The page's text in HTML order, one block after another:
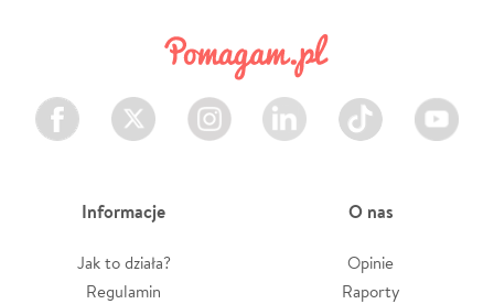
Facebook Twitter Instagram LinkedIn TikTok Youtube
Informacje
Jak to działa?
Regulamin
O nas
Opinie
Raporty